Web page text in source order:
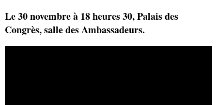
Le 30 novembre à 18 heures 30,Palais des
Congrès, salle des Ambassadeurs.